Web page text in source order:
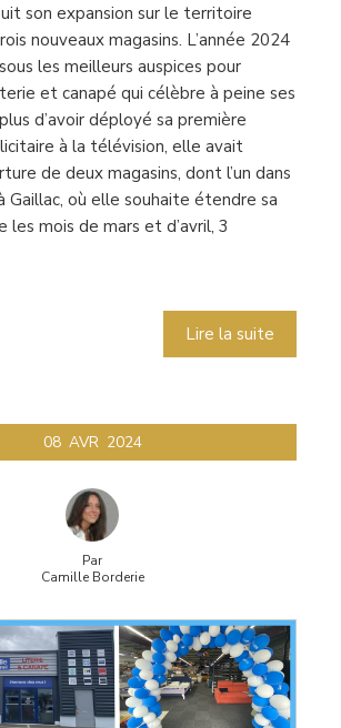
son expansion sur le territoire
nouveaux magasins. L’année 2024
les meilleurs auspices pour
et canapé qui célèbre à peine ses
d’avoir déployé sa première
à la télévision, elle avait
de deux magasins, dont l’un dans
Gaillac, où elle souhaite étendre sa
les mois de mars et d’avril, 3
Lire la suite
08 AVR 2024
Par
Camille Borderie